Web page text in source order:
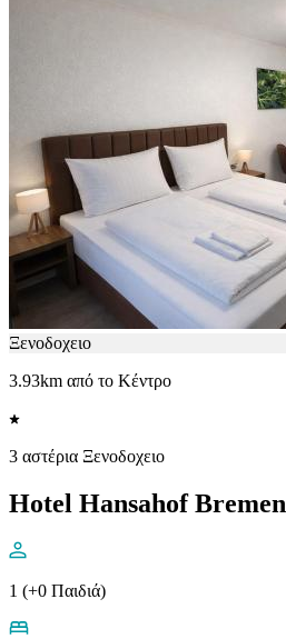
Ξενοδοχειο
3.93km από το Κέντρο
3 αστέρια Ξενοδοχειο
Hotel Hansahof Bremen
1 (+0 Παιδιά)